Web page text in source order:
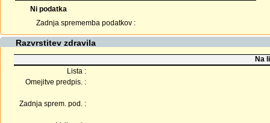
Ni podatka
Zadnja sprememba podatkov :
Razvrstitev zdravila
Na
Lista :
Omejitve predpis. :
Zadnja sprem. pod. :